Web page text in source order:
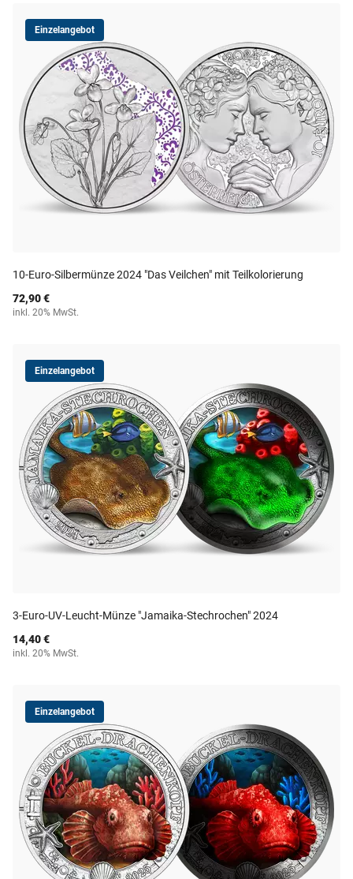
Einzelangebot
10-Euro-Silbermünze 2024 "Das Veilchen" mit Teilkolorierung
72,90 €
inkl. 20% MwSt.
Einzelangebot
3-Euro-UV-Leucht-Münze "Jamaika-Stechrochen" 2024
14,40 €
inkl. 20% MwSt.
Einzelangebot